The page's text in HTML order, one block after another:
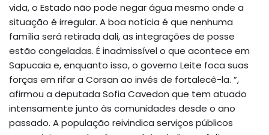
vida, o Estado não pode negar água mesmo onde a
situação é irregular. A boa notícia é que nenhuma
família será retirada dali, as integrações de posse
estão congeladas. É inadmissível o que acontece em
Sapucaia e, enquanto isso, o governo Leite foca suas
forças em rifar a Corsan ao invés de fortalecê-la. ”,
afirmou a deputada Sofia Cavedon que tem atuado
intensamente junto às comunidades desde o ano
passado. A população reivindica serviços públicos